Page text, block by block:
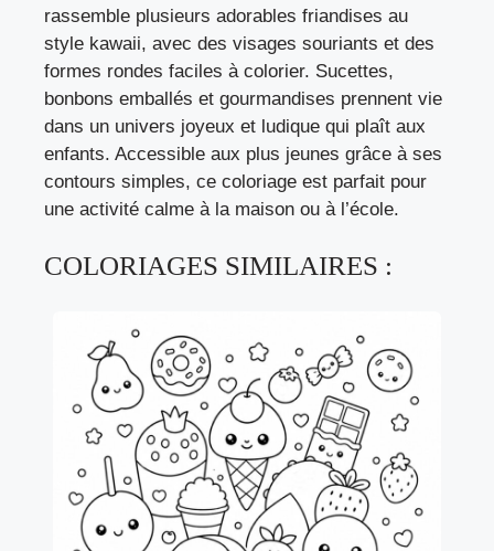
rassemble plusieurs adorables friandises au
style kawaii, avec des visages souriants et des
formes rondes faciles à colorier. Sucettes,
bonbons emballés et gourmandises prennent vie
dans un univers joyeux et ludique qui plaît aux
enfants. Accessible aux plus jeunes grâce à ses
contours simples, ce coloriage est parfait pour
une activité calme à la maison ou à l’école.
COLORIAGES SIMILAIRES :